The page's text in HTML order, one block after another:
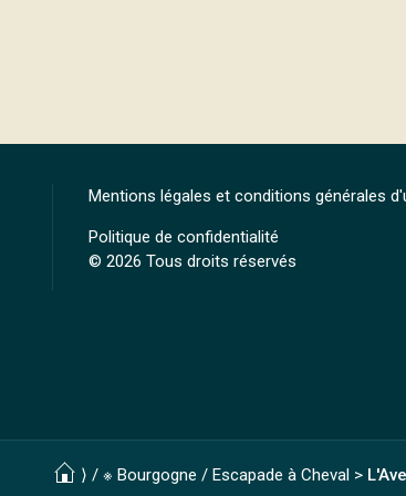
Mentions légales et conditions générales
Politique de confidentialité
© 2026 Tous droits réservés
⟩ /※ Bourgogne / Escapade à Cheval >